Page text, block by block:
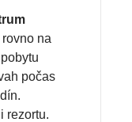
na
počas
rezortu.